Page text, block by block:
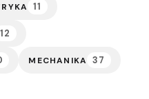
11
12
MECHANIKA 37